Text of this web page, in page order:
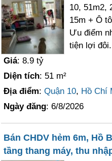
10, 51m2,
15m + Ô
Ưu điểm
tiện lợi
Giá: 8.9 tỷ
Diện tích: 51 m²
Địa điểm:Quận 10, Hồ Chí
Ngày đăng: 6/8/2026
Bán CHDV hẻm 6m, Hồ
tầng thang máy, thu